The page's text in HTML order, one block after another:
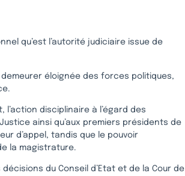
qu’est l’autorité judiciaire issue de
éloignée des forces politiques,
disciplinaire à l’égard des
ainsi qu’aux premiers présidents de
d’appel, tandis que le pouvoir
la magistrature.
du Conseil d’Etat et de la Cour de